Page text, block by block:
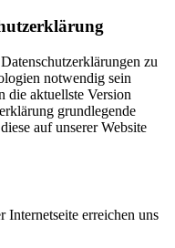
zu
notwendig sein
die aktuellste Version
grundlegende
auf unserer Website
Internetseite erreichen uns